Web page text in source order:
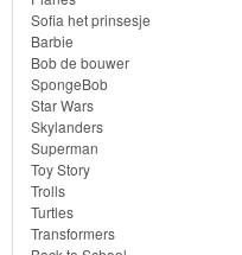
Sofia het prinsesje
Barbie
Bob de bouwer
SpongeBob
Star Wars
Skylanders
Superman
Toy Story
Trolls
Turtles
Transformers